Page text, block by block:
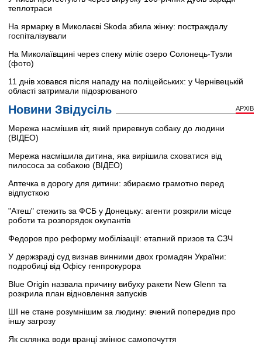
теплотраси
На ярмарку в Миколаєві Skoda збила жінку: постраждалу
госпіталізували
На Миколаївщині через спеку міліє озеро Солонець-Тузли
(фото)
11 днів ховався після нападу на поліцейських: у Чернівецькій
області затримали підозрюваного
Новини Звідусіль АРХІВ
Мережа насмішив кіт, який приревнув собаку до людини
(ВІДЕО)
Мережа насмішила дитина, яка вирішила сховатися від
пилососа за собакою (ВІДЕО)
Аптечка в дорогу для дитини: збираємо грамотно перед
відпусткою
"Атеш" стежить за ФСБ у Донецьку: агенти розкрили місце
роботи та розпорядок окупантів
Федоров про реформу мобілізації: етапний призов та СЗЧ
У держзраді суд визнав винними двох громадян України:
подробиці від Офісу генпрокурора
Blue Origin назвала причину вибуху ракети New Glenn та
розкрила план відновлення запусків
ШІ не стане розумнішим за людину: вчений попередив про
іншу загрозу
Як склянка води вранці змінює самопочуття